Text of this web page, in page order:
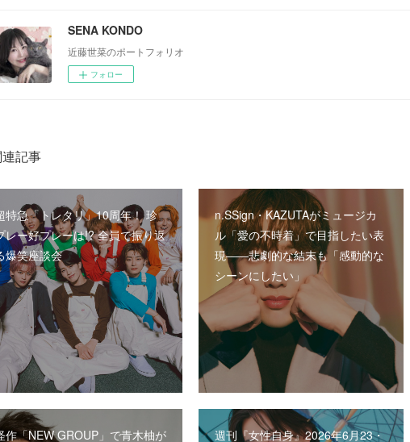
SENA KONDO
近藤世菜のポートフォリオ
フォロー
記事
特急「トレタリ」10周年！ 珍
レー好プレーは!? 全員で振り返
爆笑座談会
n.SSign・KAZUTAがミュージカ
ル「愛の不時着」で目指したい表
現――悲劇的な結末も「感動的な
シーンにしたい」
作「NEW GROUP」で青木柚が 週刊『女性自身』2026年6月23・